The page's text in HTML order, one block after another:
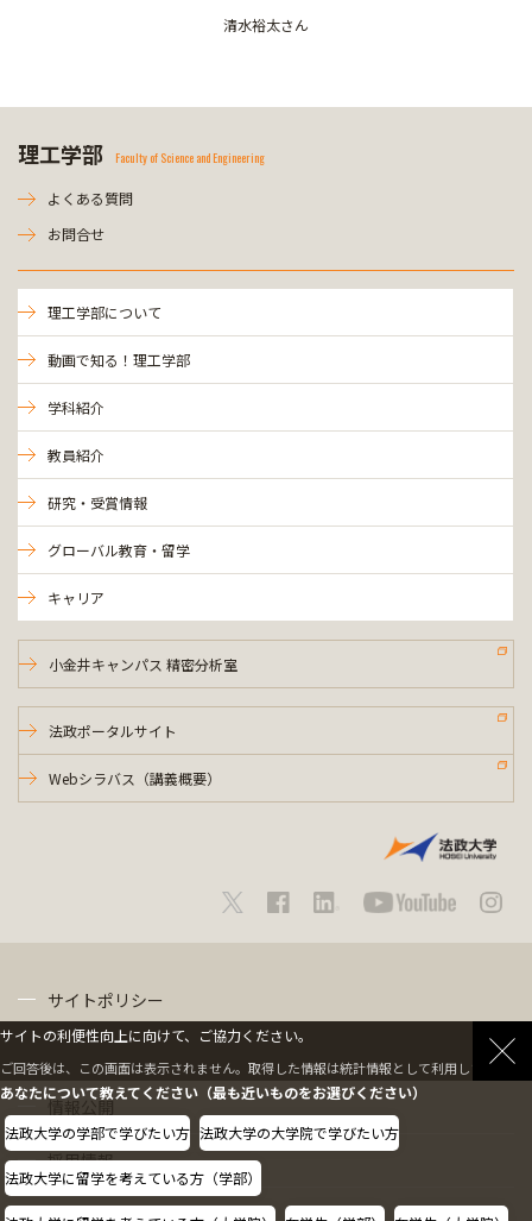
清水裕太さん
理工学部 Faculty of Science and Engineering
よくある質問
お問合せ
理工学部について
動画で知る！理工学部
学科紹介
教員紹介
研究・受賞情報
グローバル教育・留学
キャリア
小金井キャンパス 精密分析室
法政ポータルサイト
Webシラバス（講義概要）
サイトポリシー
情報公開
採用情報
教職員の方へ
サイトの利便性向上に向けて、ご協力ください。
ご回答後は、この画面は表示されません。取得した情報は統計情報として利用します。
あなたについて教えてください（最も近いものをお選びください）
法政大学の学部で学びたい方 法政大学の大学院で学びたい方
法政大学に留学を考えている方（学部）